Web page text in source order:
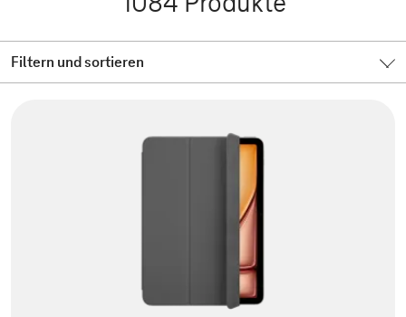
Filtern und sortieren